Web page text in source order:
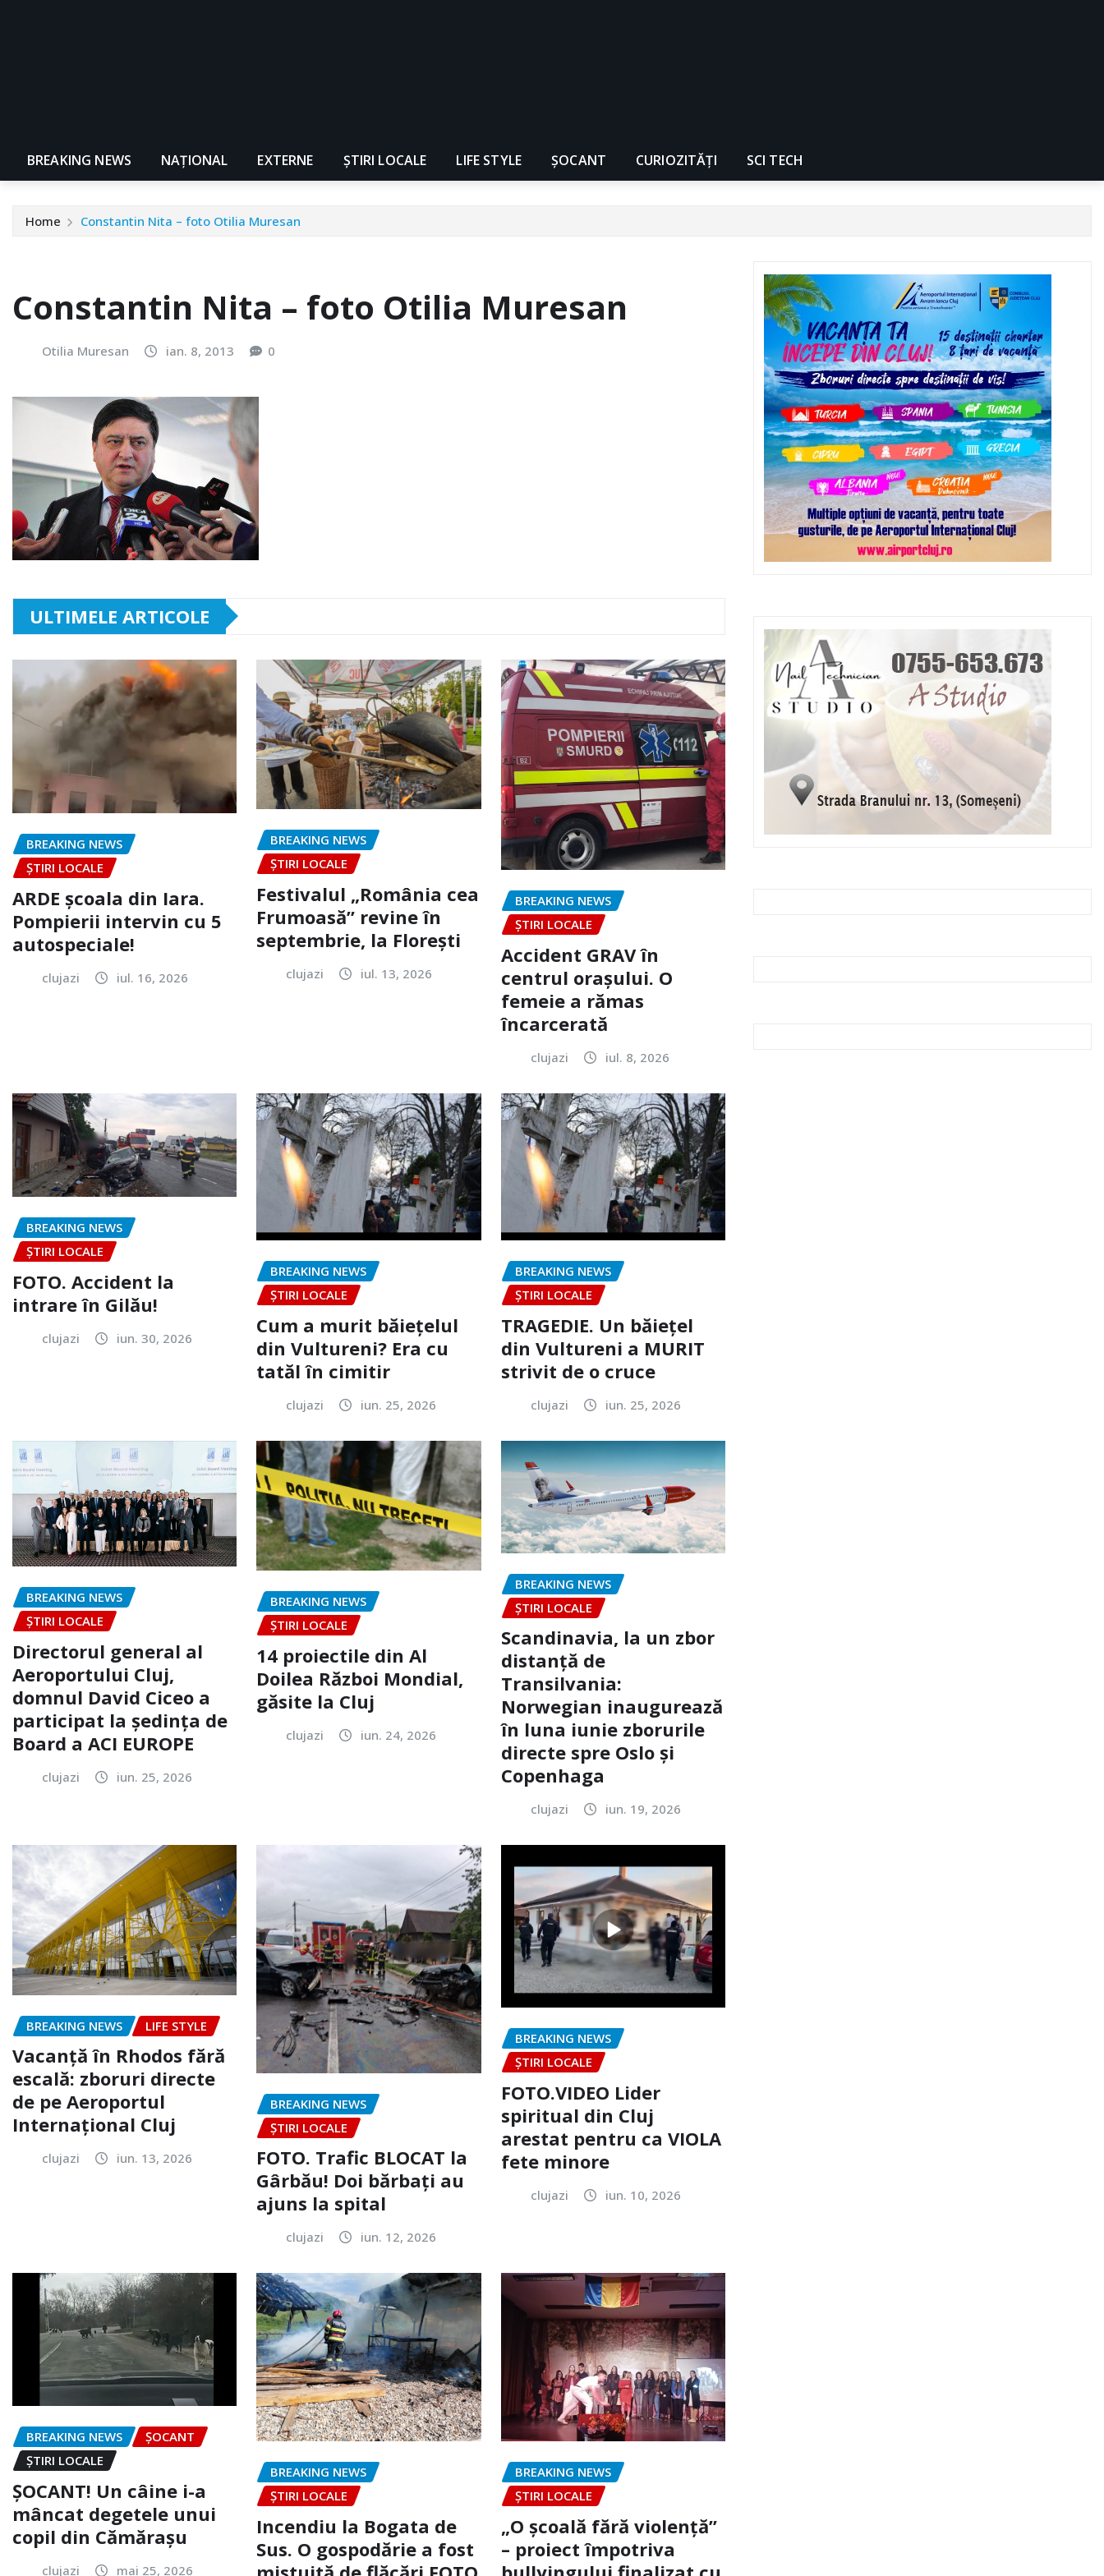
BREAKING NEWS NAŢIONAL EXTERNE ȘTIRI LOCALE LIFE STYLE ȘOCANT CURIOZITĂȚI SCI TECH
Home Constantin Nita – foto Otilia Muresan
Constantin Nita – foto Otilia Muresan
Otilia Muresan ian. 8, 2013 0
ULTIMELE ARTICOLE
BREAKING NEWS
ȘTIRI LOCALE
ARDE școala din Iara.
Pompierii intervin cu 5
autospeciale!
clujazi iul. 16, 2026
BREAKING NEWS
ȘTIRI LOCALE
Festivalul „România cea
Frumoasă” revine în
septembrie, la Florești
clujazi iul. 13, 2026
BREAKING NEWS
ȘTIRI LOCALE
Accident GRAV în
centrul orașului. O
femeie a rămas
încarcerată
clujazi iul. 8, 2026
BREAKING NEWS
ȘTIRI LOCALE
FOTO. Accident la
intrare în Gilău!
clujazi iun. 30, 2026
BREAKING NEWS
ȘTIRI LOCALE
Cum a murit băiețelul
din Vultureni? Era cu
tatăl în cimitir
clujazi iun. 25, 2026
BREAKING NEWS
ȘTIRI LOCALE
TRAGEDIE. Un băiețel
din Vultureni a MURIT
strivit de o cruce
clujazi iun. 25, 2026
BREAKING NEWS
ȘTIRI LOCALE
Directorul general al
Aeroportului Cluj,
domnul David Ciceo a
participat la ședința de
Board a ACI EUROPE
clujazi iun. 25, 2026
BREAKING NEWS
ȘTIRI LOCALE
14 proiectile din Al
Doilea Război Mondial,
găsite la Cluj
clujazi iun. 24, 2026
BREAKING NEWS
ȘTIRI LOCALE
Scandinavia, la un zbor
distanță de
Transilvania:
Norwegian inaugurează
în luna iunie zborurile
directe spre Oslo și
Copenhaga
clujazi iun. 19, 2026
BREAKING NEWS LIFE STYLE
Vacanță în Rhodos fără
escală: zboruri directe
de pe Aeroportul
Internațional Cluj
clujazi iun. 13, 2026
BREAKING NEWS
ȘTIRI LOCALE
FOTO. Trafic BLOCAT la
Gârbău! Doi bărbați au
ajuns la spital
clujazi iun. 12, 2026
BREAKING NEWS
ȘTIRI LOCALE
FOTO.VIDEO Lider
spiritual din Cluj
arestat pentru ca VIOLA
fete minore
clujazi iun. 10, 2026
BREAKING NEWS
ȘOCANT
ȘTIRI LOCALE
ȘOCANT! Un câine i-a
mâncat degetele unui
copil din Cămărașu
clujazi mai 25, 2026
BREAKING NEWS
ȘTIRI LOCALE
Incendiu la Bogata de
Sus. O gospodărie a fost
BREAKING NEWS
ȘTIRI LOCALE
„O școală fără violență”
– proiect împotriva